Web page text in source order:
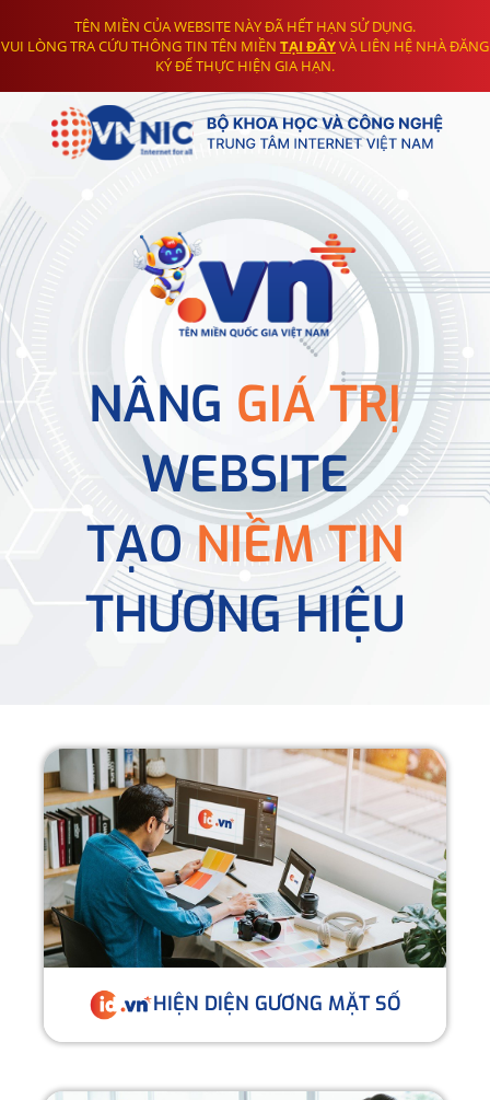
TÊN MIỀN CỦA WEBSITE NÀY ĐÃ HẾT HẠN SỬ DỤNG.
VUI LÒNG TRA CỨU THÔNG TIN TÊN MIỀN TẠI ĐÂYVÀ LIÊN HỆ NHÀ ĐĂNG
KÝ ĐỂ THỰC HIỆN GIA HẠN.
NÂNG GIÁ TRỊ
WEBSITE
TẠONIỀM TIN
THƯƠNG HIỆU
HIỆN DIỆN GƯƠNG MẶT SỐ